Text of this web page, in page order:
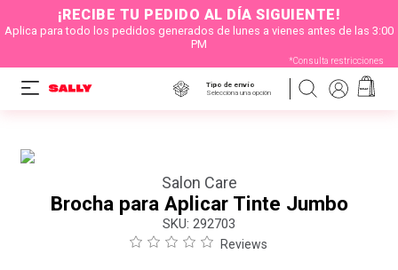
¡RECIBE TU PEDIDO AL DÍA SIGUIENTE!
Aplica para todo los pedidos generados de lunes a vienes antes de las 3:00
PM
*Consulta restricciones
Tipo de envío
Selecciona una opción
Salon Care
Brocha para Aplicar Tinte Jumbo
: 292703
Reviews